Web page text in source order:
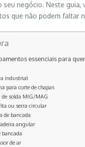
seu negócio. Neste guia,
que não podem faltar
essenciais para
industrial
para corte de chapas
solda MIG/MAG
ou serra circular
de bancada
angular
bancada
de ar